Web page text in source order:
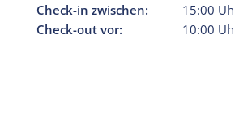
Check-in zwischen: 15:00
Check-out vor:
10:00